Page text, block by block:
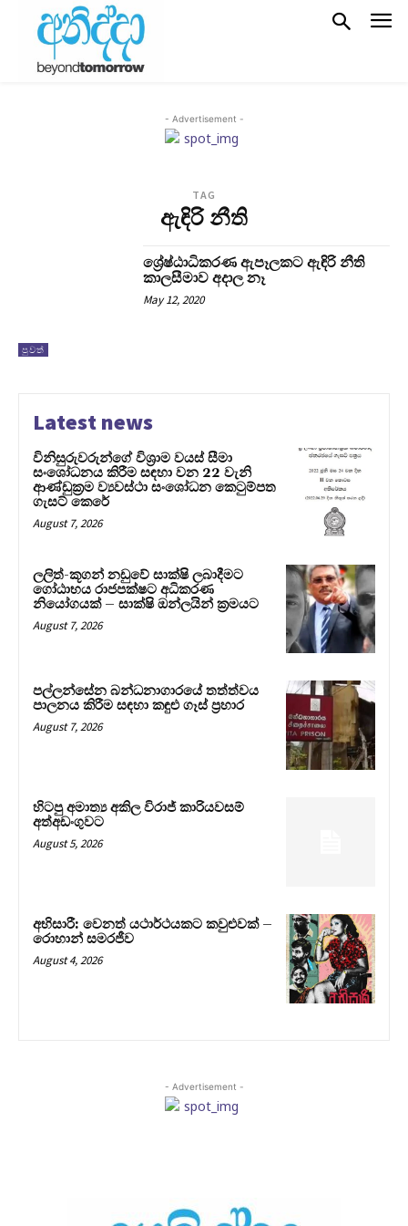
- Advertisement -
TAG
ඇඳිරි නීති
පුවත්
ශ්‍රේෂ්ඨාධිකරණ ඇපෑලකට ඇඳිරි නීති
කාලසීමාව අදාල නෑ
May 12, 2020
Latest news
විනිසුරුවරුන්ගේ විශ්‍රාම වයස් සීමා
සංශෝධනය කිරීම සඳහා වන 22 වැනි
ආණ්ඩුක්‍රම ව්‍යවස්ථා සංශෝධන කෙටුම්පත
ගැසට් කෙරේ
August 7, 2026
ලලිත්-කූගන් නඩුවේ සාක්ෂි ලබාදීමට
ගෝඨාභය රාජපක්ෂට අධිකරණ
නියෝගයක් – සාක්ෂි ඔන්ලයින් ක්‍රමයට
August 7, 2026
පල්ලන්සේන බන්ධනාගාරයේ තත්ත්වය
පාලනය කිරීම සඳහා කඳුළු ගෑස් ප්‍රහාර
August 7, 2026
හිටපු අමාත්‍ය අකිල විරාජ් කාරියවසම්
අත්අඩංගුවට
August 5, 2026
අභිසාරී: වෙනත් යථාර්ථයකට කවුළුවක් –
රොහාන් සමරජීව
August 4, 2026
- Advertisement -